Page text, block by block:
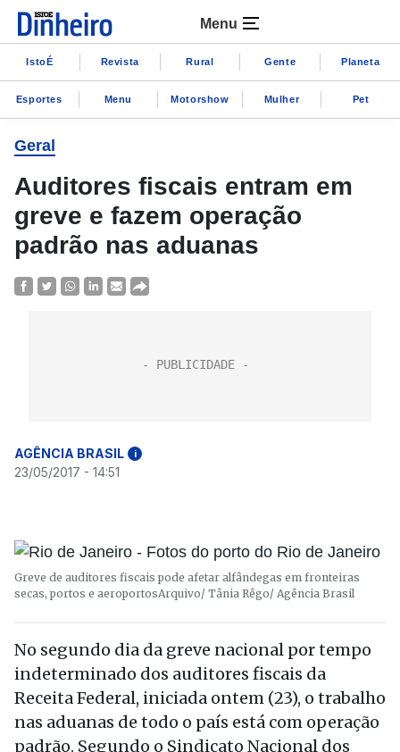
Menu
IstoÉ Revista Rural Gente Planeta
Esportes Menu Motorshow Mulher Pet
Geral
Auditores fiscais entram em
greve e fazem operação
padrão nas aduanas
AGÊNCIA BRASIL i
23/05/2017 - 14:51
Greve de auditores fiscais pode afetar alfândegas em fronteiras
secas, portos e aeroportosArquivo/ Tânia Rêgo/ Agência Brasil
No segundo dia da greve nacional por tempo
indeterminado dos auditores fiscais da
Receita Federal, iniciada ontem (23), o trabalho
nas aduanas de todo o país está com operação
padrão. Segundo o Sindicato Nacional dos